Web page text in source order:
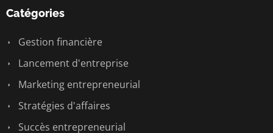
Catégories
Gestion financière
Lancement d'entreprise
Marketing entrepreneurial
Stratégies d'affaires
Succès entrepreneurial